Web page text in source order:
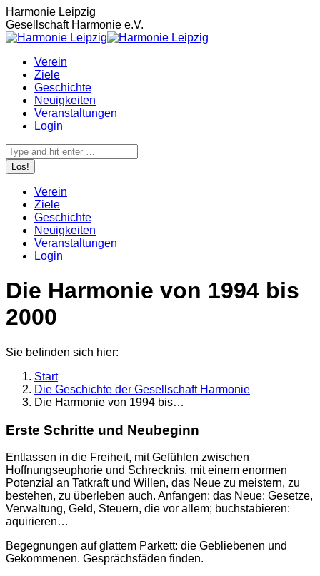
Zum
Inhalt
springen
Harmonie Leipzig
Gesellschaft Harmonie e.V.
Verein
Ziele
Geschichte
Neuigkeiten
Veranstaltungen
Login
Search:
Verein
Ziele
Geschichte
Neuigkeiten
Veranstaltungen
Login
Die Harmonie von 1994 bis
2000
Sie befinden sich hier:
Start
Die Geschichte der Gesellschaft Harmonie
Die Harmonie von 1994 bis…
Erste Schritte und Neubeginn
Entlassen in die Freiheit, mit Gefühlen zwischen
Hoffnungseuphorie und Schrecknis, mit einem enormen
Potenzial an Tatkraft und Willen, das Neue zu meistern, zu
bestehen, zu überleben auch. Anfangen: das Neue: Gesetze,
Verwaltung, Geld, Steuern, die vor allem; buchstabieren:
aquirieren…
Begegnungen auf glattem Parkett: die Gebliebenen und
Gekommenen. Gesprächsfäden finden.